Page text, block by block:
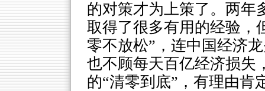
的对策才为上策了。两年
取得了很多有用的经验，
零不放松”，连中国经济
也不顾每天百亿经济损失
的“清零到底”，有理由肯